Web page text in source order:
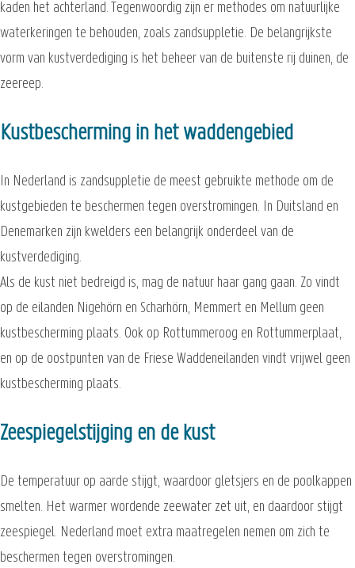
kaden het achterland. Tegenwoordig zijn er methodes om natuurlijke
waterkeringen te behouden, zoals zandsuppletie. De belangrijkste
vorm van kustverdediging is het beheer van de buitenste rij duinen, de
zeereep.
Kustbescherming in het waddengebied
In Nederland is zandsuppletie de meest gebruikte methode om de
kustgebieden te beschermen tegen overstromingen. In Duitsland en
Denemarken zijn kwelders een belangrijk onderdeel van de
kustverdediging.
Als de kust niet bedreigd is, mag de natuur haar gang gaan. Zo vindt
op de eilanden Nigehörn en Scharhörn, Memmert en Mellum geen
kustbescherming plaats. Ook op Rottummeroog en Rottummerplaat,
en op de oostpunten van de Friese Waddeneilanden vindt vrijwel geen
kustbescherming plaats.
Zeespiegelstijging en de kust
De temperatuur op aarde stijgt, waardoor gletsjers en de poolkappen
smelten. Het warmer wordende zeewater zet uit, en daardoor stijgt
zeespiegel. Nederland moet extra maatregelen nemen om zich te
beschermen tegen overstromingen.